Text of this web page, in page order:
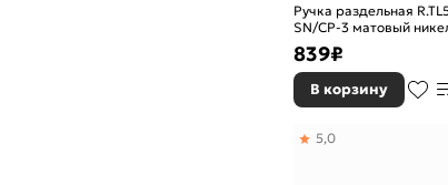
Ручка раздельная
SN/CP-3 матовый
839₽
В корзину
5,0